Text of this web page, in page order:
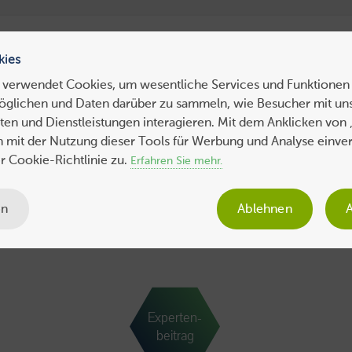
Hosting
Tipps Business Sicherheit SEO Expertenbeiträge
Experten-
beitrag
verwendet Cookies, um wesentliche Services und
und Daten darüber zu sammeln, wie Besucher mit
und Dienstleistungen interagieren. Mit dem Anklicken von
mit der Nutzung dieser Tools für Werbung und Analyse
Cookie-Richtlinie zu. Erfahren Sie mehr.
Ablehnen